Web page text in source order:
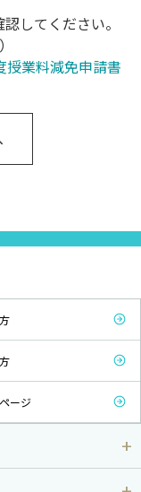
してください。
授業料減免申請書
ージ